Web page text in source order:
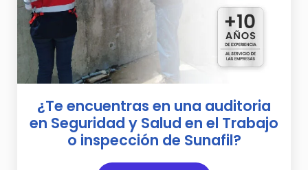
¿Te encuentras en una auditoria
en Seguridad y Salud en el Trabajo
o inspección de Sunafil?